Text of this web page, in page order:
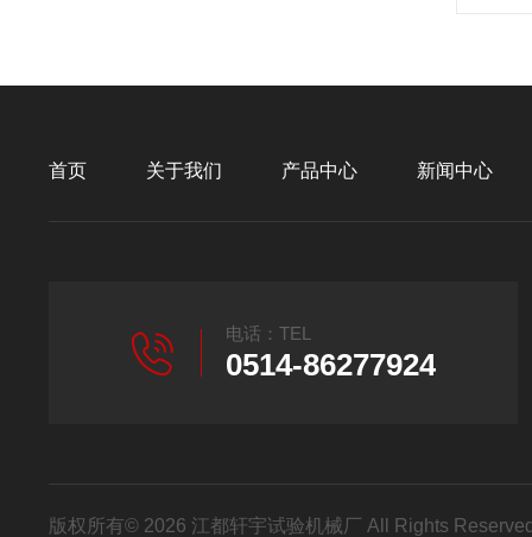
首页 关于我们 产品中心 新闻中心
电话：TEL
0514-86277924
版权所有© 2026 江都轩宇试验机械厂 All Rights